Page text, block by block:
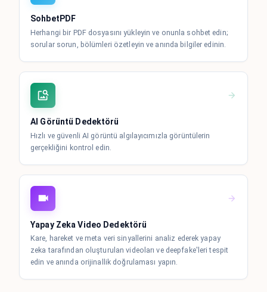
SohbetPDF
Herhangi bir PDF dosyasını yükleyin ve onunla sohbet edin;
sorular sorun, bölümleri özetleyin ve anında bilgiler edinin.
AI Görüntü Dedektörü
Hızlı ve güvenli AI görüntü algılayıcımızla görüntülerin
gerçekliğini kontrol edin.
Yapay Zeka Video Dedektörü
Kare, hareket ve meta veri sinyallerini analiz ederek yapay
zeka tarafından oluşturulan videoları ve deepfake'leri tespit
edin ve anında orijinallik doğrulaması yapın.